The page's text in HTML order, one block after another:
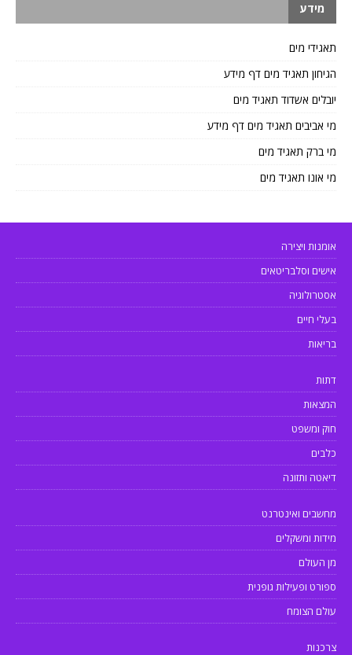
מידע
תאגידי מים
הגיחון תאגיד מים דף מידע
יובלים אשדוד תאגיד מים
מי אביבים תאגיד מים דף מידע
מי ברק תאגיד מים
מי אונו תאגיד מים
אומנות ויצירה
אישים וסלבריטאים
אסטרולוגיה
בעלי חיים
בריאות
דתות
המצאות
חוק ומשפט
כלבים
דיאטה ותזונה
מחשבים ואינטרנט
מידות ומשקלים
מן העולם
ספורט ופעילות גופנית
עולם הצומח
צרכנות